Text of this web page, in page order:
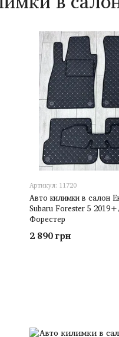
Артикул: 11720
Авто килимки в салон
Subaru Forester 5
Форестер
2 890 грн